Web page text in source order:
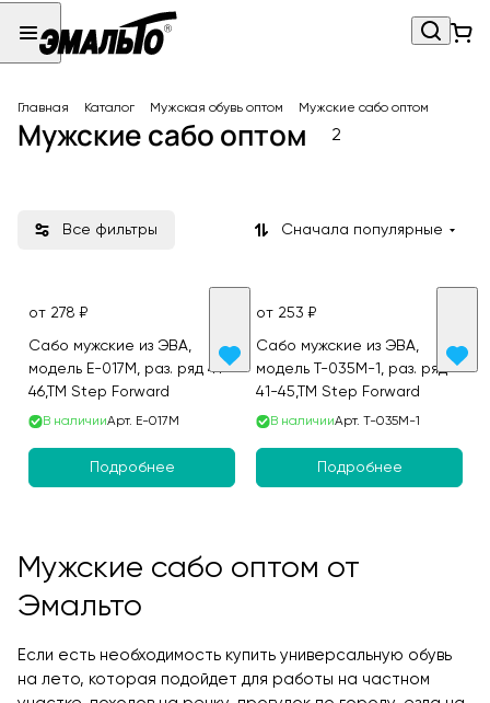
Главная Каталог Мужская обувь оптом Мужские сабо оптом
Мужские сабо оптом 2
Все фильтры Сначала популярные
от 278 ₽
Сабо мужские из ЭВА,
модель E-017M, раз. ряд 41-
46,ТМ Step Forward
В наличииАрт. E-017M
Подробнее
от 253 ₽
Сабо мужские из ЭВА,
модель T-035M-1, раз. ряд
41-45,ТМ Step Forward
В наличииАрт. T-035M-1
Подробнее
Мужские сабо оптом от
Эмальто
Если есть необходимость купить универсальную обувь
на лето, которая подойдет для работы на частном